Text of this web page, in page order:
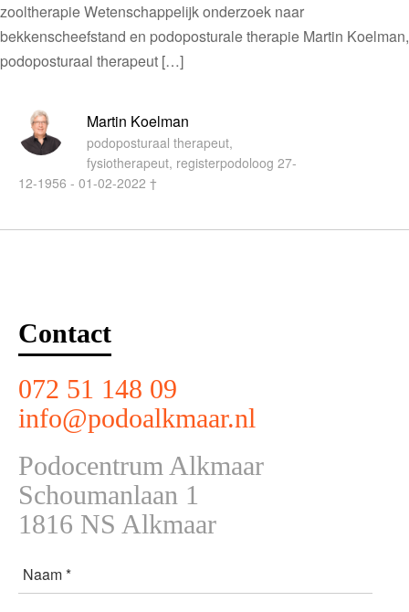
zooltherapie Wetenschappelijk onderzoek naar
bekkenscheefstand en podoposturale therapie Martin Koelman,
podoposturaal therapeut […]
Martin Koelman
podoposturaal therapeut,
fysiotherapeut, registerpodoloog 27-
12-1956 - 01-02-2022 †
Contact
072 51 148 09
info@podoalkmaar.nl
Podocentrum Alkmaar
Schoumanlaan 1
1816 NS Alkmaar
Naam *